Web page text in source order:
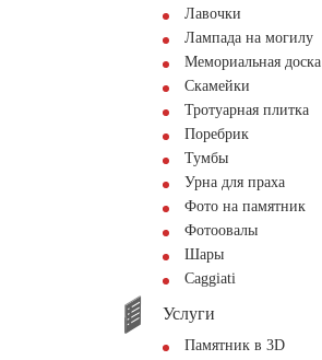
Лавочки
Лампада на могилу
Мемориальная доска
Скамейки
Тротуарная плитка
Поребрик
Тумбы
Урна для праха
Фото на памятник
Фотоовалы
Шары
Сaggiati
Услуги
Памятник в 3D